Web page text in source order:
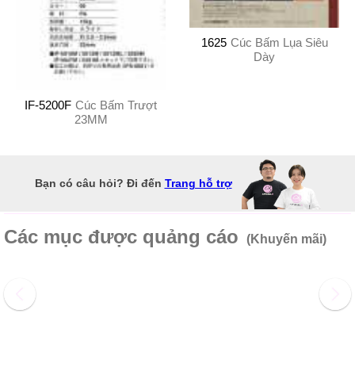
IF-5200F Cúc Bấm Trượt
23MM
1625 Cúc Bấm Lụa Siêu
Dày
Bạn có câu hỏi? Đi đến Trang hỗ trợ
Các mục được quảng cáo (Khuyến mãi)